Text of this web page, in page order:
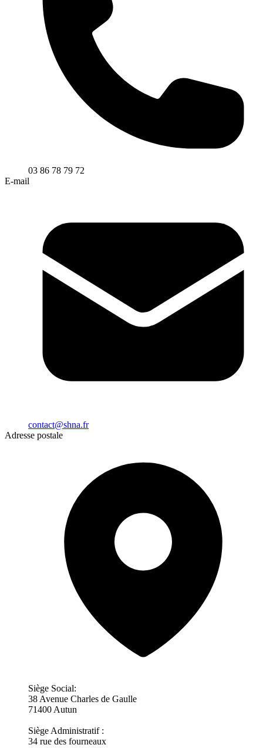
03 86 78 79 72
E-mail
contact@shna.fr
Adresse postale
Siège Social:
38 Avenue Charles de Gaulle
71400 Autun
Siège Administratif :
34 rue des fourneaux